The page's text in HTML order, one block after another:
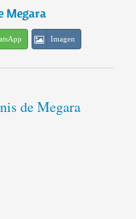
Megara
Imagen
de Megara